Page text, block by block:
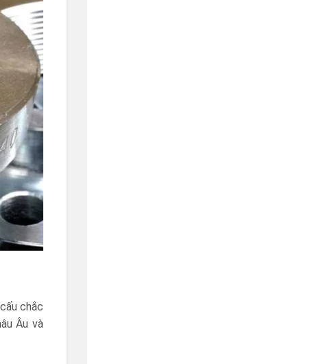
chắc
Âu và